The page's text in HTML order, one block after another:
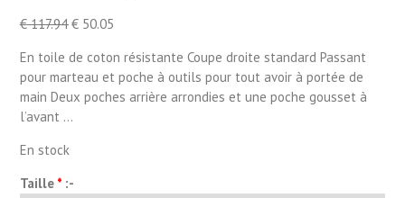
€117.94 €50.05
En toile de coton résistante Coupe droite standard Passant
pour marteau et poche à outils pour tout avoir à portée de
main Deux poches arrière arrondies et une poche gousset à
l’avant …
En stock
Taille *:-